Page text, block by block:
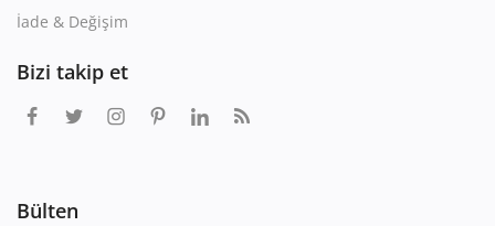
İade & Değişim
Bizi takip et
Bülten